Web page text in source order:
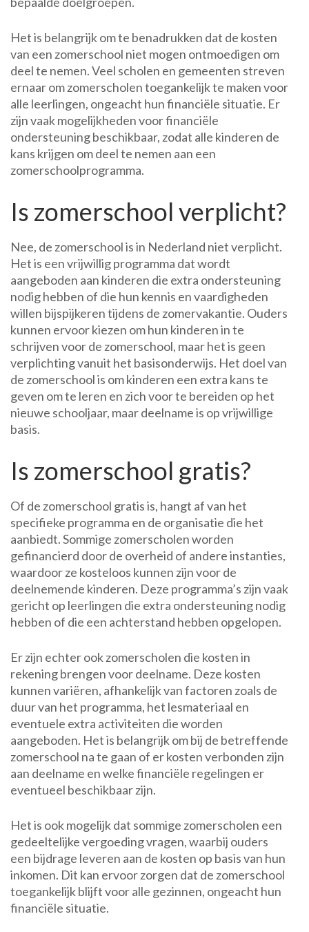
Het is belangrijk om te benadrukken dat de kosten
van een zomerschool niet mogen ontmoedigen om
deel te nemen. Veel scholen en gemeenten streven
ernaar om zomerscholen toegankelijk te maken voor
alle leerlingen, ongeacht hun financiële situatie. Er
zijn vaak mogelijkheden voor financiële
ondersteuning beschikbaar, zodat alle kinderen de
kans krijgen om deel te nemen aan een
zomerschoolprogramma.
Is zomerschool verplicht?
Nee, de zomerschool is in Nederland niet verplicht.
Het is een vrijwillig programma dat wordt
aangeboden aan kinderen die extra ondersteuning
nodig hebben of die hun kennis en vaardigheden
willen bijspijkeren tijdens de zomervakantie. Ouders
kunnen ervoor kiezen om hun kinderen in te
schrijven voor de zomerschool, maar het is geen
verplichting vanuit het basisonderwijs. Het doel van
de zomerschool is om kinderen een extra kans te
geven om te leren en zich voor te bereiden op het
nieuwe schooljaar, maar deelname is op vrijwillige
basis.
Is zomerschool gratis?
Of de zomerschool gratis is, hangt af van het
specifieke programma en de organisatie die het
aanbiedt. Sommige zomerscholen worden
gefinancierd door de overheid of andere instanties,
waardoor ze kosteloos kunnen zijn voor de
deelnemende kinderen. Deze programma’s zijn vaak
gericht op leerlingen die extra ondersteuning nodig
hebben of die een achterstand hebben opgelopen.
Er zijn echter ook zomerscholen die kosten in
rekening brengen voor deelname. Deze kosten
kunnen variëren, afhankelijk van factoren zoals de
duur van het programma, het lesmateriaal en
eventuele extra activiteiten die worden
aangeboden. Het is belangrijk om bij de betreffende
zomerschool na te gaan of er kosten verbonden zijn
aan deelname en welke financiële regelingen er
eventueel beschikbaar zijn.
Het is ook mogelijk dat sommige zomerscholen een
gedeeltelijke vergoeding vragen, waarbij ouders
een bijdrage leveren aan de kosten op basis van hun
inkomen. Dit kan ervoor zorgen dat de zomerschool
toegankelijk blijft voor alle gezinnen, ongeacht hun
financiële situatie.